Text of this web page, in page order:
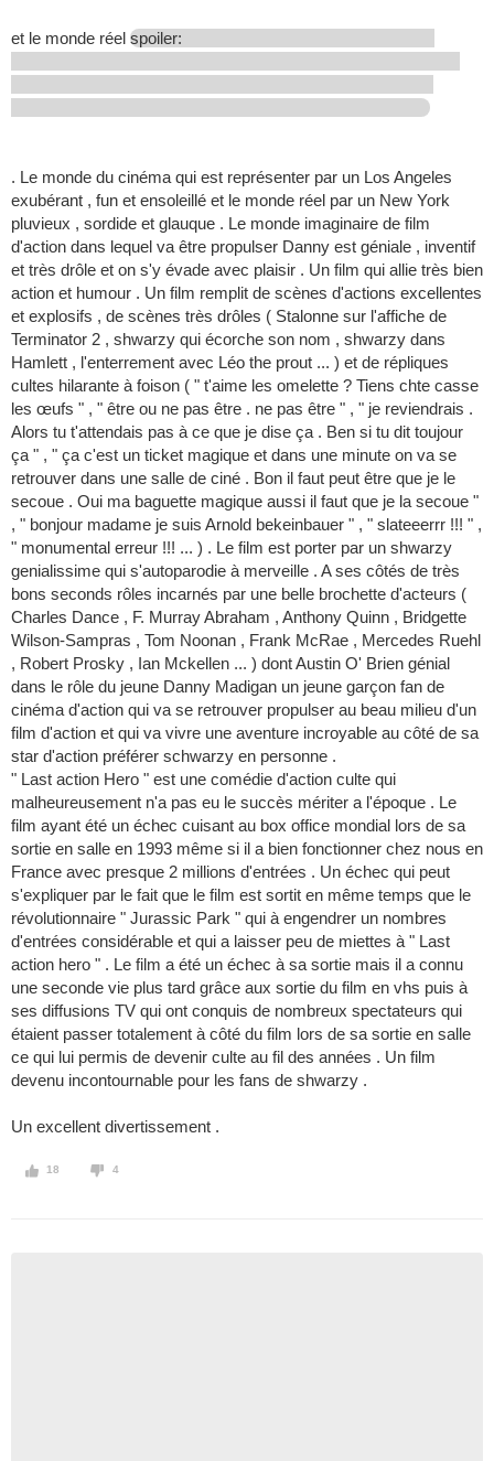
et le monde réel spoiler:
. Le monde du cinéma qui est représenter par un Los Angeles
exubérant , fun et ensoleillé et le monde réel par un New York
pluvieux , sordide et glauque . Le monde imaginaire de film
d'action dans lequel va être propulser Danny est géniale , inventif
et très drôle et on s'y évade avec plaisir . Un film qui allie très bien
action et humour . Un film remplit de scènes d'actions excellentes
et explosifs , de scènes très drôles ( Stalonne sur l'affiche de
Terminator 2 , shwarzy qui écorche son nom , shwarzy dans
Hamlett , l'enterrement avec Léo the prout ... ) et de répliques
cultes hilarante à foison ( " t'aime les omelette ? Tiens chte casse
les œufs " , " être ou ne pas être . ne pas être " , " je reviendrais .
Alors tu t'attendais pas à ce que je dise ça . Ben si tu dit toujour
ça " , " ça c'est un ticket magique et dans une minute on va se
retrouver dans une salle de ciné . Bon il faut peut être que je le
secoue . Oui ma baguette magique aussi il faut que je la secoue "
, " bonjour madame je suis Arnold bekeinbauer " , " slateeerrr !!! " ,
" monumental erreur !!! ... ) . Le film est porter par un shwarzy
genialissime qui s'autoparodie à merveille . A ses côtés de très
bons seconds rôles incarnés par une belle brochette d'acteurs (
Charles Dance , F. Murray Abraham , Anthony Quinn , Bridgette
Wilson-Sampras , Tom Noonan , Frank McRae , Mercedes Ruehl
, Robert Prosky , Ian Mckellen ... ) dont Austin O' Brien génial
dans le rôle du jeune Danny Madigan un jeune garçon fan de
cinéma d'action qui va se retrouver propulser au beau milieu d'un
film d'action et qui va vivre une aventure incroyable au côté de sa
star d'action préférer schwarzy en personne .
" Last action Hero " est une comédie d'action culte qui
malheureusement n'a pas eu le succès mériter a l'époque . Le
film ayant été un échec cuisant au box office mondial lors de sa
sortie en salle en 1993 même si il a bien fonctionner chez nous en
France avec presque 2 millions d'entrées . Un échec qui peut
s'expliquer par le fait que le film est sortit en même temps que le
révolutionnaire " Jurassic Park " qui à engendrer un nombres
d'entrées considérable et qui a laisser peu de miettes à " Last
action hero " . Le film a été un échec à sa sortie mais il a connu
une seconde vie plus tard grâce aux sortie du film en vhs puis à
ses diffusions TV qui ont conquis de nombreux spectateurs qui
étaient passer totalement à côté du film lors de sa sortie en salle
ce qui lui permis de devenir culte au fil des années . Un film
devenu incontournable pour les fans de shwarzy .
Un excellent divertissement .
18 4